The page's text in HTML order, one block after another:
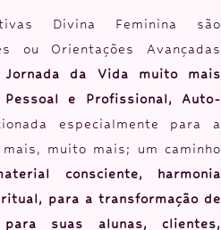
Divina Feminina são
ou Orientações Avançadas
Jornada da Vida muito mais
Pessoal e Profissional, Auto-
especialmente para a
muito mais; um caminho
consciente, harmonia
para a transformação de
suas alunas, clientes,